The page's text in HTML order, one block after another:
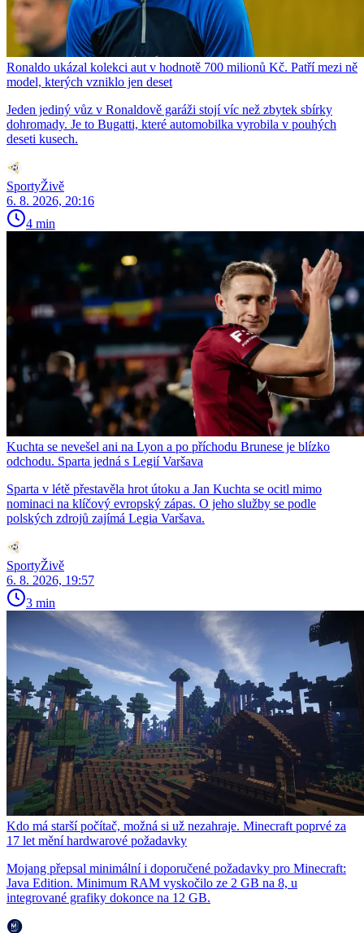
Ronaldo ukázal kolekci aut v hodnotě 700 milionů Kč. Patří mezi ně
model, kterých vzniklo jen deset
Jeden jediný vůz v Ronaldově garáži stojí víc než zbytek sbírky
dohromady. Je to Bugatti, které automobilka vyrobila v pouhých
deseti kusech.
SportyŽivě
6. 8. 2026, 20:16
4 min
Kuchta se nevešel ani na Lyon a po příchodu Brunese je blízko
odchodu. Sparta jedná s Legií Varšava
Sparta v létě přestavěla hrot útoku a Jan Kuchta se ocitl mimo
nominaci na klíčový evropský zápas. O jeho služby se podle
polských zdrojů zajímá Legia Varšava.
SportyŽivě
6. 8. 2026, 19:57
3 min
Kdo má starší počítač, možná si už nezahraje. Minecraft poprvé za
17 let mění hardwarové požadavky
Mojang přepsal minimální i doporučené požadavky pro Minecraft:
Java Edition. Minimum RAM vyskočilo ze 2 GB na 8, u
integrované grafiky dokonce na 12 GB.